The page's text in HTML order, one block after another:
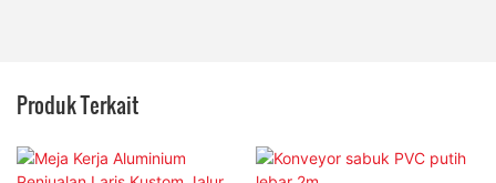
Produk Terkait